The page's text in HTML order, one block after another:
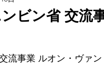
ビン省 交流
流事業 ルオン・ヴァン